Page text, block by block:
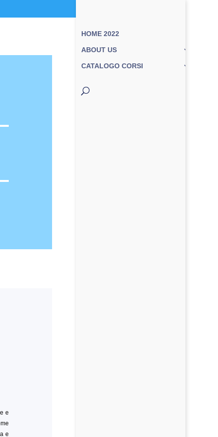
HOME 2022
ABOUT US
CATALOGO CORSI
e
e